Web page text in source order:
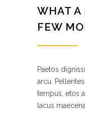
WHAT A
FEW
Paetos
arcu.
tempus, etos
lacus